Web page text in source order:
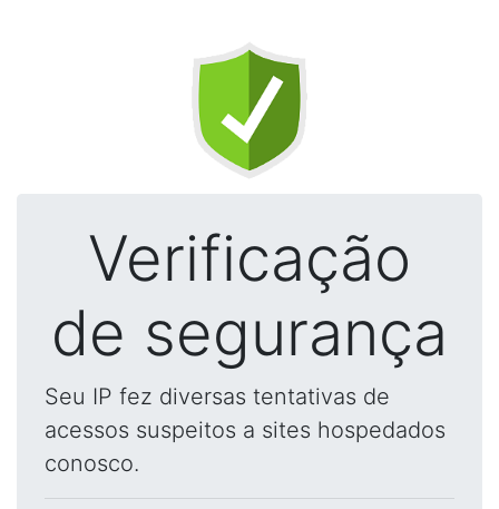
Verificação
de segurança
Seu IP fez diversas tentativas de
acessos suspeitos a sites hospedados
conosco.